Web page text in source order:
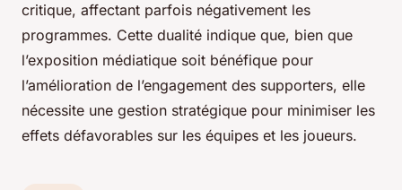
critique, affectant parfois négativement les
programmes. Cette dualité indique que, bien que
l’exposition médiatique soit bénéfique pour
l’amélioration de l’engagement des supporters, elle
nécessite une gestion stratégique pour minimiser les
effets défavorables sur les équipes et les joueurs.